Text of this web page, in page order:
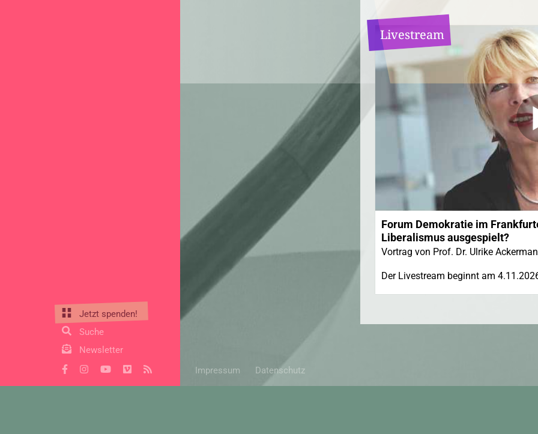
Impressum Datenschutz
Jetzt spenden!
Suche
Newsletter
Livestream
Forum Demokratie im
Liberalismus ausgespielt?
Vortrag von Prof. Dr. Ulrike
Der Livestream beginnt am